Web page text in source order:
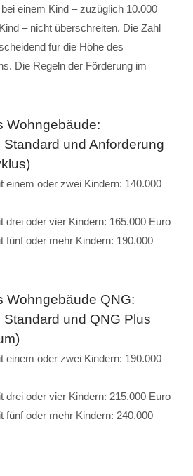
einem Kind – zuzüglich 10.000
– nicht überschreiten. Die Zahl
für die Höhe des
Die Regeln der Förderung im
Wohngebäude:
und Anforderung
einem oder zwei Kindern: 140.000
drei oder vier Kindern: 165.000 Euro
fünf oder mehr Kindern: 190.000
Wohngebäude QNG:
und QNG Plus
einem oder zwei Kindern: 190.000
drei oder vier Kindern: 215.000 Euro
fünf oder mehr Kindern: 240.000